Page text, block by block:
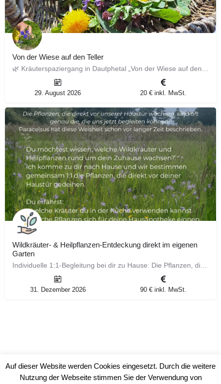
Von der Wiese auf den Teller
29. August 2026 20 € inkl. MwSt.
Wildkräuter‑ & Heilpflanzen‑Entdeckung direkt im eigenen
Garten
31. Dezember 2026 90 € inkl. MwSt.
Auf dieser Website werden Cookies eingesetzt. Durch die weitere
Nutzung der Webseite stimmen Sie der Verwendung von